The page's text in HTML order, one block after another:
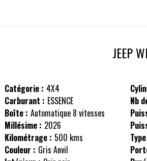
JEEP
Catégorie : 4X4
Carburant : ESSENCE
Boîte : Automatique 8 vitesses
Millésime : 2026
Kilométrage : 500 kms
Couleur : Gris Anvil
Nb